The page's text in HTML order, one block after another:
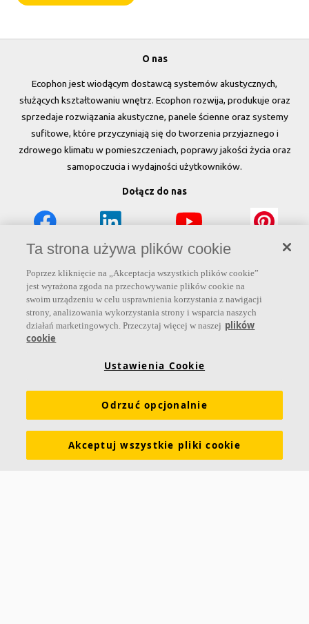
O nas
Ecophon jest wiodącym dostawcą systemów akustycznych,
służących kształtowaniu wnętrz. Ecophon rozwija, produkuje oraz
sprzedaje rozwiązania akustyczne, panele ścienne oraz systemy
sufitowe, które przyczyniają się do tworzenia przyjaznego i
zdrowego klimatu w pomieszczeniach, poprawy jakości życia oraz
samopoczucia i wydajności użytkowników.
Dołącz do nas
Produkty Narzędzia i usługi Wymagania funkcjonalne
Kolory i powierzchnie Deklaracje właściwości użytkowych
Informacje o Ecophon Kariera Informacje prawne
Słowniczek akustyczny
Kontakt
Ta strona używa plików cookie
Poprzez kliknięcie na „Akceptacja wszystkich plików cookie”
jest wyrażona zgoda na przechowywanie plików cookie na
swoim urządzeniu w celu usprawnienia korzystania z nawigacji
strony, analizowania wykorzystania strony i wsparcia naszych
działań marketingowych. Przeczytaj więcej w naszej plików
cookie
Ustawienia Cookie
Odrzuć opcjonalnie
Akceptuj wszystkie pliki cookie